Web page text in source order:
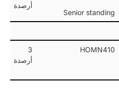
Senior standing
أرصدة
HOMN410
3
أرصدة